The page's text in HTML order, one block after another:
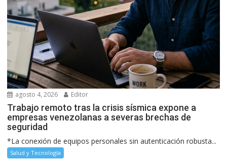
agosto 4, 2026 Editor
Trabajo remoto tras la crisis sísmica expone a
empresas venezolanas a severas brechas de
seguridad
*La conexión de equipos personales sin autenticación robusta...
Salud y Tecnología